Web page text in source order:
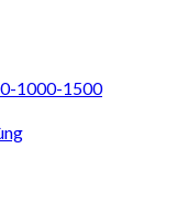
1000-1500